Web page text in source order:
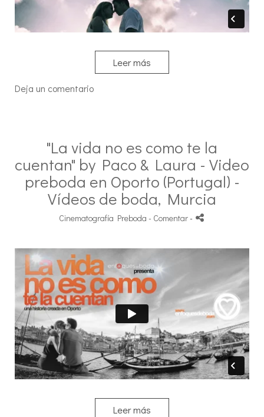
Leer más
Deja un comentario
"La vida no es como te la
cuentan" by Paco & Laura - Video
preboda en Oporto (Portugal) -
Vídeos de boda, Murcia
Cinematografía Preboda - Comentar-
Leer más